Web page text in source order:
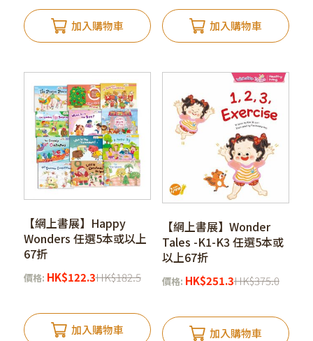
加入購物車 加入購物車
【網上書展】Happy
Wonders 任選5本或以上
67折
價格: HK$122.3HK$182.5
加入購物車
【網上書展】Wonder
Tales -K1-K3 任選5本或
以上67折
價格: HK$251.3HK$375.0
加入購物車